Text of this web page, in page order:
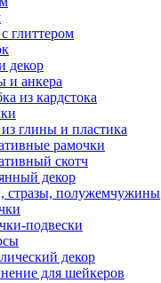
глиттером
декор
и анкера
из кардстока
глины и пластика
рамочки
скотч
декор
стразы, полужемчужины
подвески
декор
для шейкеров